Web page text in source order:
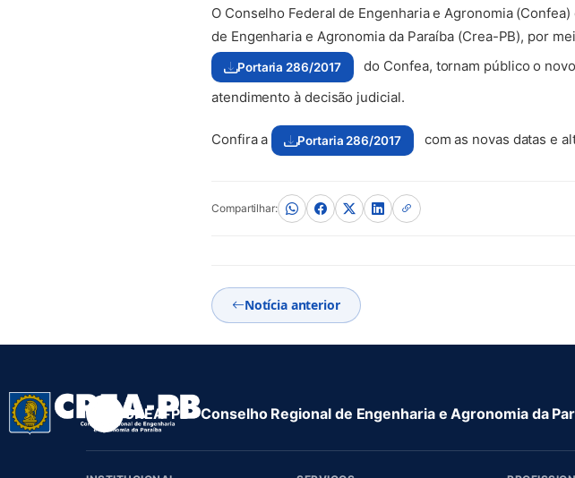
O Conselho Federal de Engenharia e Agronomia
de Engenharia e Agronomia da Paraíba (Crea-PB), por
Portaria 286/2017
(abre em nova aba)
do Confea, tornam público o
atendimento à decisão judicial.
Confira a Portaria 286/2017
(abre em nova aba) com as novas datas e
Compartilhar:
Notícia anterior
CREA-PB · Conselho Regional de Engenharia e Agronomia da